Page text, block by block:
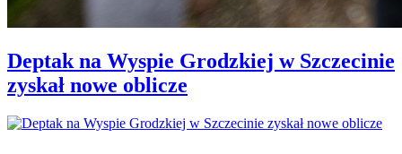
Deptak na Wyspie Grodzkiej w Szczecinie
zyskał nowe oblicze